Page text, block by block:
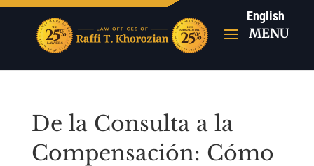
English
De la Consulta a la
Compensación: Cómo